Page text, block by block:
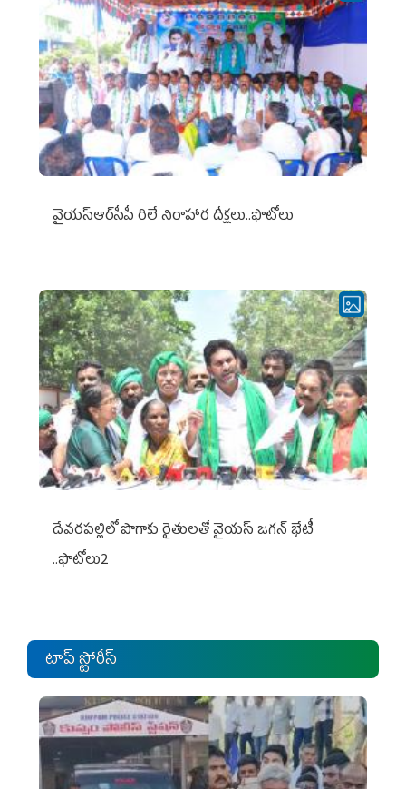
వైయ‌స్ఆర్‌సీపీ రిలే నిరాహార దీక్షలు..ఫొటోలు
దేవరపల్లిలో పొగాకు రైతులతో వైయస్ జగన్ భేటీ
..ఫొటోలు2
టాప్ స్టోరీస్